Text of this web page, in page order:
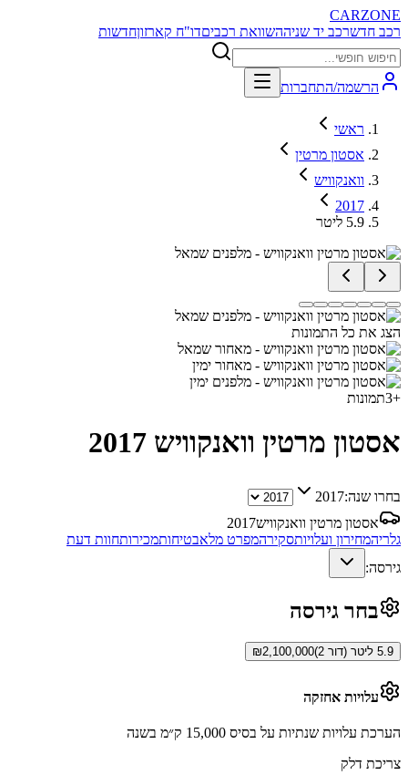
CARZONE
רכב חדשרכב יד שניההשוואת רכביםדו"ח קארזוןחדשות
הרשמה/התחברות
ראשי
אסטון מרטין
וואנקוויש
2017
5.9 ליטר
הצג את כל התמונות
+
3תמונות
אסטון מרטין וואנקוויש 2017
בחרו שנה:2017
אסטון מרטין וואנקוויש2017
גלריהמחירון ועלויותסקירהמפרט מלאבטיחותמכירותחוות דעת
גירסה:
בחר גירסה
5.9 ליטר (דור 2) ₪2,100,000
עלויות אחזקה
הערכת עלויות שנתיות על בסיס 15,000 ק״מ בשנה
צריכת דלק